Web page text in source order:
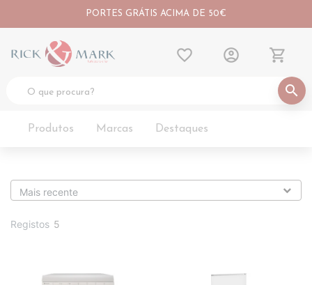
PORTES GRÁTIS ACIMA DE 50€
search
favorite_border account_circle shopping_cart
Produtos Marcas Destaques
Registos 5